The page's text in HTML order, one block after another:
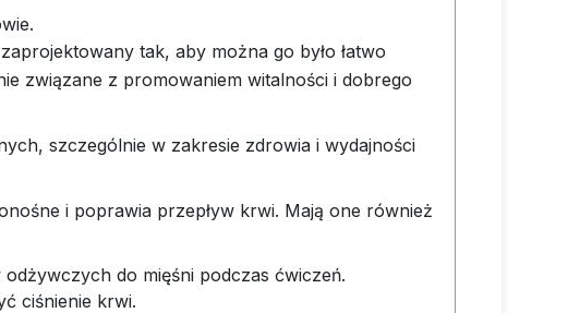
tak, aby można go było łatwo
związane z promowaniem witalności i dobrego
szczególnie w zakresie zdrowia i wydajności
i poprawia przepływ krwi. Mają one również
do mięśni podczas ćwiczeń.
ciśnienie krwi.